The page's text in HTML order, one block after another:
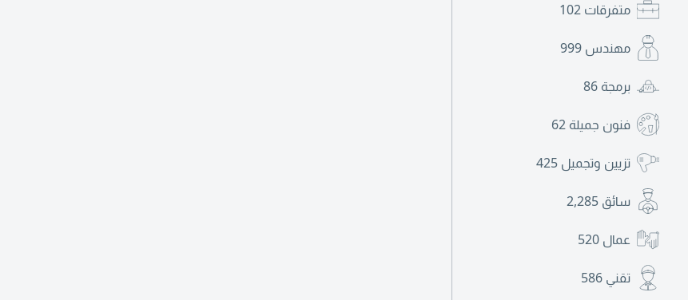
متفرقات 102
مهندس 999
برمجة 86
فنون جميلة 62
تزيين وتجميل 425
سائق 2,285
عمال 520
تقني 586